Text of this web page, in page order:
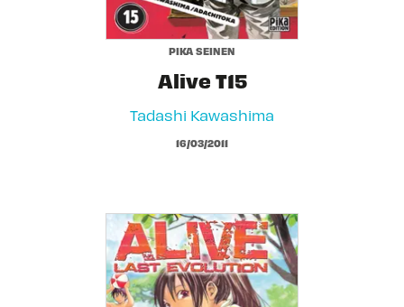
PIKA SEINEN
Alive T15
Tadashi Kawashima
16/03/2011